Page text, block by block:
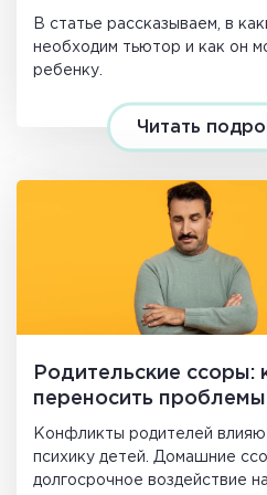
специалиста
В статье рассказываем, в
необходим тьютор и как он
ребенку.
Читать
Родительские ссоры:
переносить
Конфликты родителей
психику детей. Домашние
долгосрочное воздействие